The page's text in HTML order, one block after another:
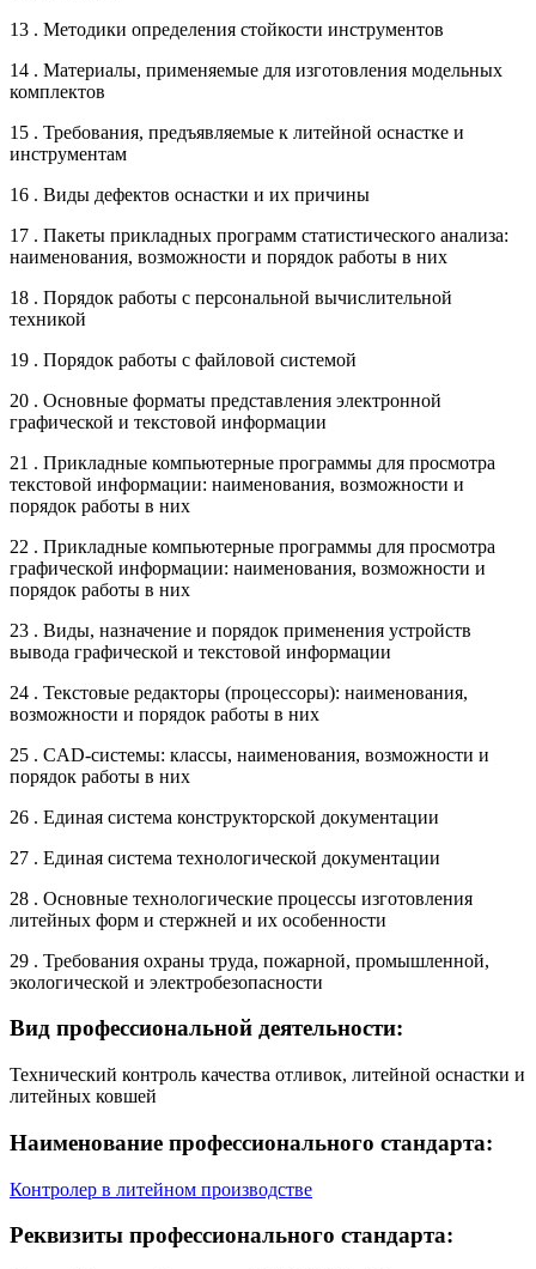
13 . Методики определения стойкости инструментов
14 . Материалы, применяемые для изготовления модельных
комплектов
15 . Требования, предъявляемые к литейной оснастке и
инструментам
16 . Виды дефектов оснастки и их причины
17 . Пакеты прикладных программ статистического анализа:
наименования, возможности и порядок работы в них
18 . Порядок работы с персональной вычислительной
техникой
19 . Порядок работы с файловой системой
20 . Основные форматы представления электронной
графической и текстовой информации
21 . Прикладные компьютерные программы для просмотра
текстовой информации: наименования, возможности и
порядок работы в них
22 . Прикладные компьютерные программы для просмотра
графической информации: наименования, возможности и
порядок работы в них
23 . Виды, назначение и порядок применения устройств
вывода графической и текстовой информации
24 . Текстовые редакторы (процессоры): наименования,
возможности и порядок работы в них
25 . CAD-системы: классы, наименования, возможности и
порядок работы в них
26 . Единая система конструкторской документации
27 . Единая система технологической документации
28 . Основные технологические процессы изготовления
литейных форм и стержней и их особенности
29 . Требования охраны труда, пожарной, промышленной,
экологической и электробезопасности
Вид профессиональной деятельности:
Технический контроль качества отливок, литейной оснастки и
литейных ковшей
Наименование профессионального стандарта:
Контролер в литейном производстве
Реквизиты профессионального стандарта: